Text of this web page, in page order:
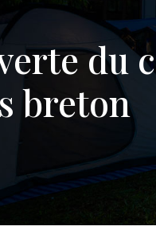
du
breton